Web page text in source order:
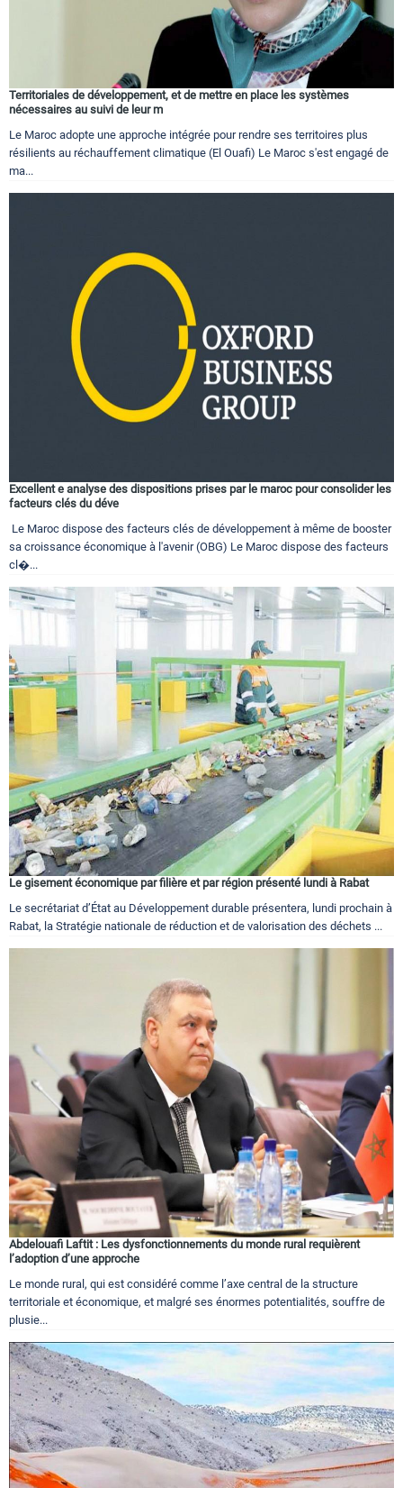
Territoriales de développement, et de mettre en place les systèmes
nécessaires au suivi de leur m
Le Maroc adopte une approche intégrée pour rendre ses territoires plus
résilients au réchauffement climatique (El Ouafi) Le Maroc s'est engagé de
ma...
Excellent e analyse des dispositions prises par le maroc pour consolider les
facteurs clés du déve
Le Maroc dispose des facteurs clés de développement à même de booster
sa croissance économique à l'avenir (OBG) Le Maroc dispose des facteurs
cl�...
Le gisement économique par filière et par région présenté lundi à Rabat
Le secrétariat d’État au Développement durable présentera, lundi prochain à
Rabat, la Stratégie nationale de réduction et de valorisation des déchets ...
Abdelouafi Laftit : Les dysfonctionnements du monde rural requièrent
l’adoption d’une approche
Le monde rural, qui est considéré comme l’axe central de la structure
territoriale et économique, et malgré ses énormes potentialités, souffre de
plusie...